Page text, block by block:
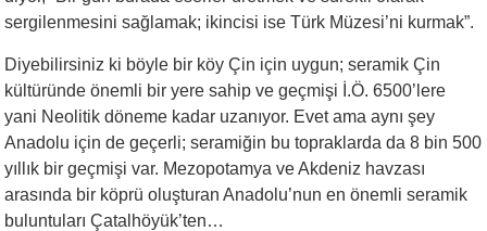
sergilenmesini sağlamak; ikincisi ise Türk Müzesi’ni kurmak”.
Diyebilirsiniz ki böyle bir köy Çin için uygun; seramik Çin
kültüründe önemli bir yere sahip ve geçmişi İ.Ö. 6500’lere
yani Neolitik döneme kadar uzanıyor. Evet ama aynı şey
Anadolu için de geçerli; seramiğin bu topraklarda da 8 bin 500
yıllık bir geçmişi var. Mezopotamya ve Akdeniz havzası
arasında bir köprü oluşturan Anadolu’nun en önemli seramik
buluntuları Çatalhöyük’ten…